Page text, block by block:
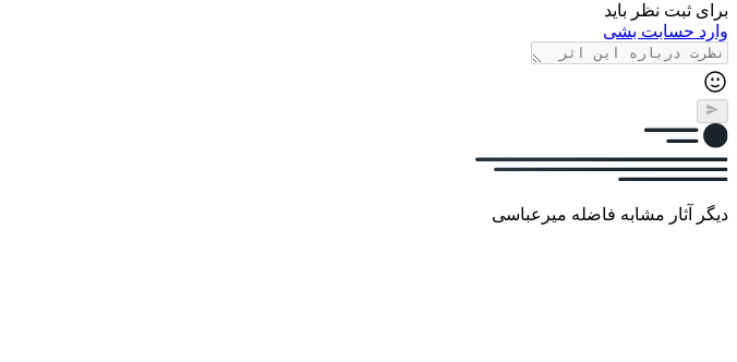
برای ثبت نظر باید
وارد حسابت بشی
دیگر آثار مشابه فاضله میرعباسی